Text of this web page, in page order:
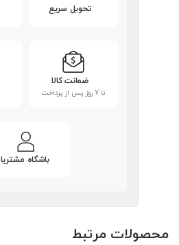
تحویل سریع
ضمانت کالا
تا 7 روز پس از پرداخت
باشگاه
محصولات مرتبط